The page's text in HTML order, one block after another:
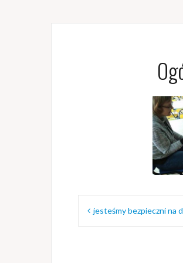
Nawigacja
wpisu
jesteśmy bezpieczni na